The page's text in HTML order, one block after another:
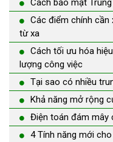
Cách bảo mật
Các điểm chính cần
từ xa
Cách tối ưu hóa
lượng công việc
Tại sao có nhiều
Khả năng mở rộng
Điện toán đám mây
4 Tính năng mới